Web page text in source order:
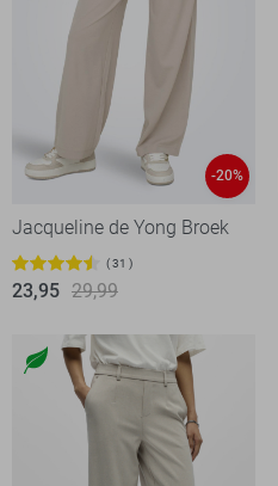
-20%
Jacqueline de Yong Broek
31
23,95 29,99